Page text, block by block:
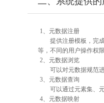
1、元数据注册
提供注册模板，完
等，不同的用户操作权
2、元数据浏览
可以对元数据规范
3、元数据查询
可以通过元素集、
4、元数据映射